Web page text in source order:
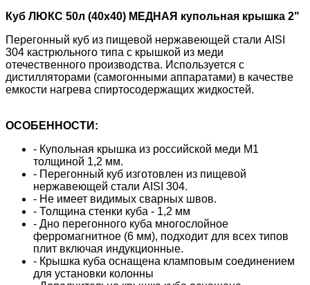
Куб ЛЮКС 50л (40х40) МЕДНАЯ купольная крышка 2"
Перегонный куб из пищевой нержавеющей стали AISI
304 кастрюльного типа с крышкой из меди
отечественного производства. Используется с
дистилляторами (самогонными аппаратами) в качестве
емкости нагрева спиртосодержащих жидкостей.
ОСОБЕННОСТИ:
- Купольная крышка из российской меди М1
толщиной 1,2 мм.
- Перегонный куб изготовлен из пищевой
нержавеющей стали AISI 304.
- Не имеет видимых сварных швов.
- Толщина стенки куба - 1,2 мм
- Дно перегонного куба многослойное
ферромагнитное (6 мм), подходит для всех типов
плит включая индукционные.
- Крышка куба оснащена кламповым соединением
для установки колонны